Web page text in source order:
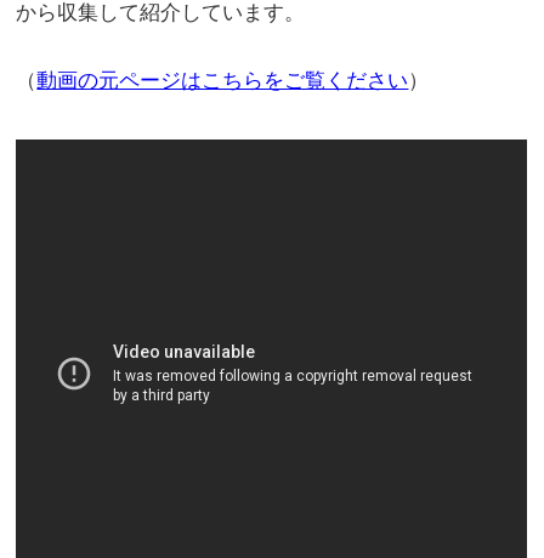
から収集して紹介しています。
（動画の元ページはこちらをご覧ください）